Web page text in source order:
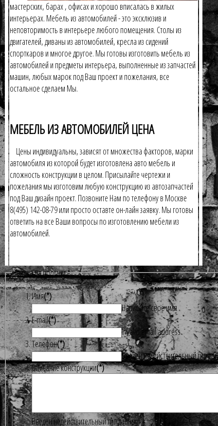
мастерских, барах , офисах и хорошо вписалась в жилых
интерьерах. Мебель из автомобилей - это эксклюзив и
неповторимость в интерьере любого помещения. Столы из
двигателей, диваны из автомобилей, кресла из сидений
спорткаров и многое другое. Мы готовы изготовить мебель из
автомобилей и предметы интерьера, выполненные из запчастей
машин, любых марок под Ваш проект и пожелания, все
остальное сделаем Мы.
МЕБЕЛЬ ИЗ АВТОМОБИЛЕЙ ЦЕНА
Цены индивидуальны, зависят от множества факторов, марки
автомобиля из которой будет изготовлена авто мебель и
сложность конструкции в целом. Присылайте чертежи и
пожелания мы изготовим любую конструкцию из автозапчастей
под Ваш дизайн проект. Позвоните Нам по телефону в Москве
8(495) 142-08-79 или просто оставте он-лайн заявку. Мы готовы
ответить на все Ваши вопросы по изготовлению мебели из
автомобилей.
Заявка на просчет
Имя(*)
Напишите свое имя
E-mail(*)
Invalid email address.
Телефон(*)
Введен недействительный тип
Описание конструкции(*)
Введен недействительный тип данных